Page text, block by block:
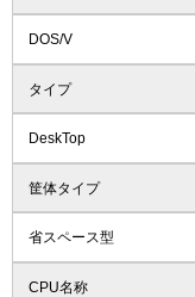
DOS/V
タイプ
DeskTop
筐体タイプ
省スペース型
CPU名称